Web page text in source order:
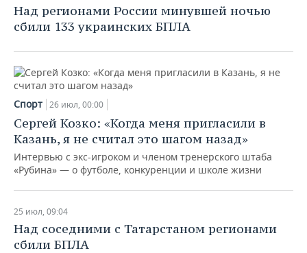
Над регионами России минувшей ночью
сбили 133 украинских БПЛА
Спорт 26 июл, 00:00
Сергей Козко: «Когда меня пригласили в
Казань, я не считал это шагом назад»
Интервью с экс-игроком и членом тренерского штаба
«Рубина» — о футболе, конкуренции и школе жизни
25 июл, 09:04
Над соседними с Татарстаном регионами
сбили БПЛА